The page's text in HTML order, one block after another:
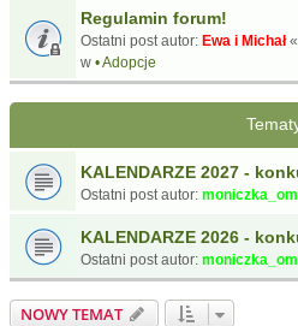
Regulamin forum!
Ostatni post autor: Ewa i Michał«
w • Adopcje
KALENDARZE 2027 -
Ostatni post autor:
KALENDARZE 2026 -
Ostatni post autor:
NOWY TEMAT